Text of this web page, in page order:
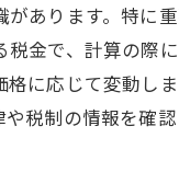
財産の特例で税負
制度を利用して費
との連携で最適な
あります。特に
金で、計算の
に応じて変動
税制の情報を確